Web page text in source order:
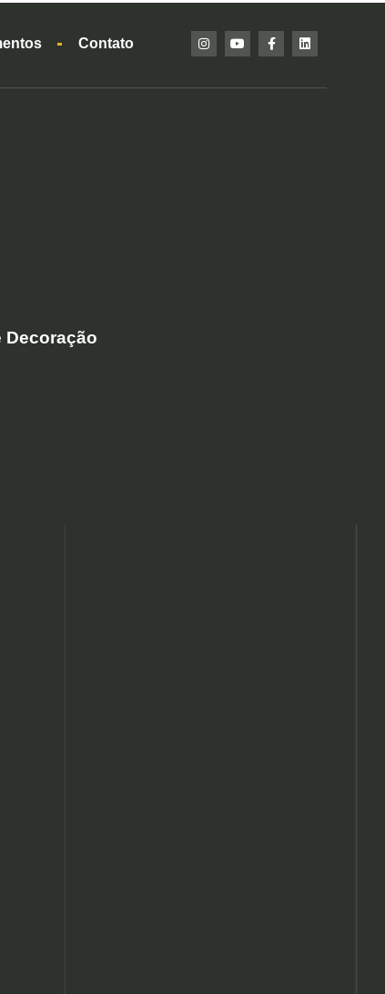
Contato
Decoração